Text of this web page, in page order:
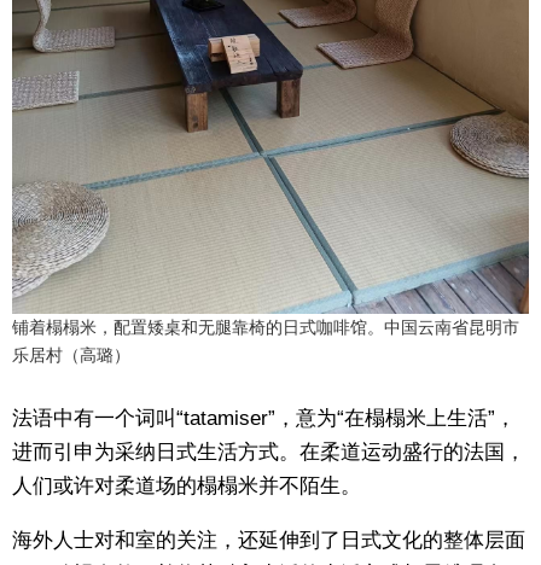
铺着榻榻米，配置矮桌和无腿靠椅的日式咖啡馆。中国云南省昆明市
乐居村（高璐）
法语中有一个词叫“tatamiser”，意为“在榻榻米上生活”，
进而引申为采纳日式生活方式。在柔道运动盛行的法国，
人们或许对柔道场的榻榻米并不陌生。
海外人士对和室的关注，还延伸到了日式文化的整体层面